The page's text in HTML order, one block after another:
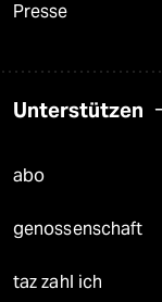
Presse
Unterstützen
abo
genossenschaft
taz zahl ich